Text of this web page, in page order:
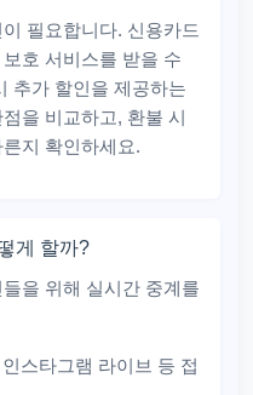
필요합니다. 신용카드
호 서비스를 받을 수
추가 할인을 제공하는
을 비교하고, 환불 시
지 확인하세요.
게 할까?
을 위해 실시간 중계를
스타그램 라이브 등 접